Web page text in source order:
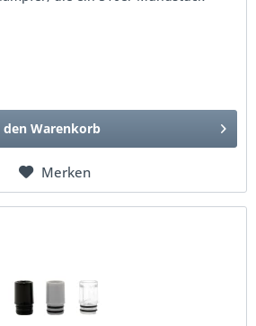
den Warenkorb
Merken